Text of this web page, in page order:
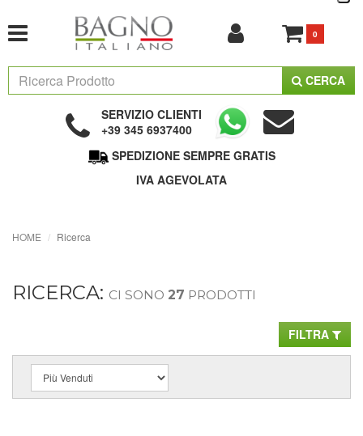
0
CERCA
SERVIZIO CLIENTI
+39 345 6937400
SPEDIZIONE SEMPRE GRATIS
IVA AGEVOLATA
HOME Ricerca
RICERCA: CI SONO 27 PRODOTTI
FILTRA